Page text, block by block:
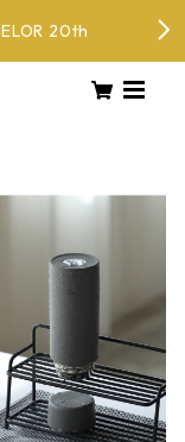
20th